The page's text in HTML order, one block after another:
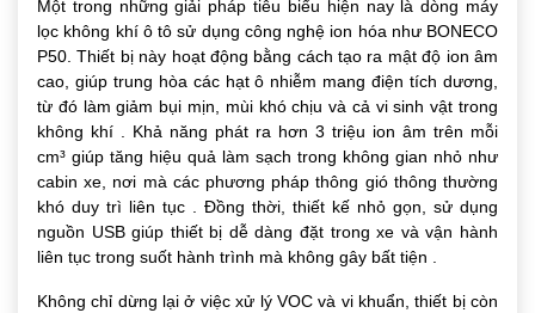
Một trong những giải pháp tiêu biểu hiện nay là dòng máy
lọc không khí ô tô sử dụng công nghệ ion hóa như BONECO
P50. Thiết bị này hoạt động bằng cách tạo ra mật độ ion âm
cao, giúp trung hòa các hạt ô nhiễm mang điện tích dương,
từ đó làm giảm bụi mịn, mùi khó chịu và cả vi sinh vật trong
không khí . Khả năng phát ra hơn 3 triệu ion âm trên mỗi
cm³ giúp tăng hiệu quả làm sạch trong không gian nhỏ như
cabin xe, nơi mà các phương pháp thông gió thông thường
khó duy trì liên tục . Đồng thời, thiết kế nhỏ gọn, sử dụng
nguồn USB giúp thiết bị dễ dàng đặt trong xe và vận hành
liên tục trong suốt hành trình mà không gây bất tiện .
Không chỉ dừng lại ở việc xử lý VOC và vi khuẩn, thiết bị còn